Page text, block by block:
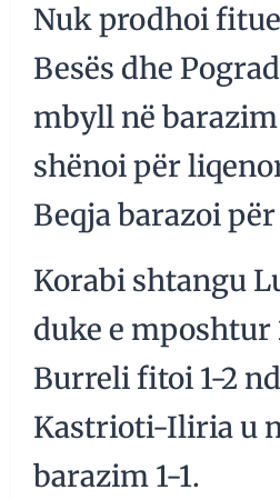
Nuk prodhoi
Besës dhe
mbyll në barazim
shënoi për
Beqja barazoi
Korabi shtangu
duke e mposhtur
Burreli fitoi 1-2
Kastrioti-Iliria u
barazim 1-1.